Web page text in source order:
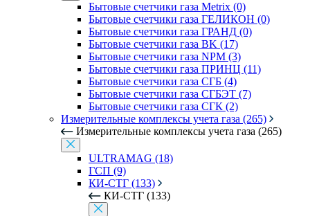
Бытовые счетчики газа Metrix (0)
Бытовые счетчики газа ГЕЛИКОН (0)
Бытовые счетчики газа ГРАНД (0)
Бытовые счетчики газа BK (17)
Бытовые счетчики газа NPM (3)
Бытовые счетчики газа ПРИНЦ (11)
Бытовые счетчики газа СГБ (4)
Бытовые счетчики газа СГБЭТ (7)
Бытовые счетчики газа СГК (2)
Измерительные комплексы учета газа (265)
Измерительные комплексы учета газа (265)
ULTRAMAG (18)
ГСП (9)
КИ-СТГ (133)
КИ-СТГ (133)